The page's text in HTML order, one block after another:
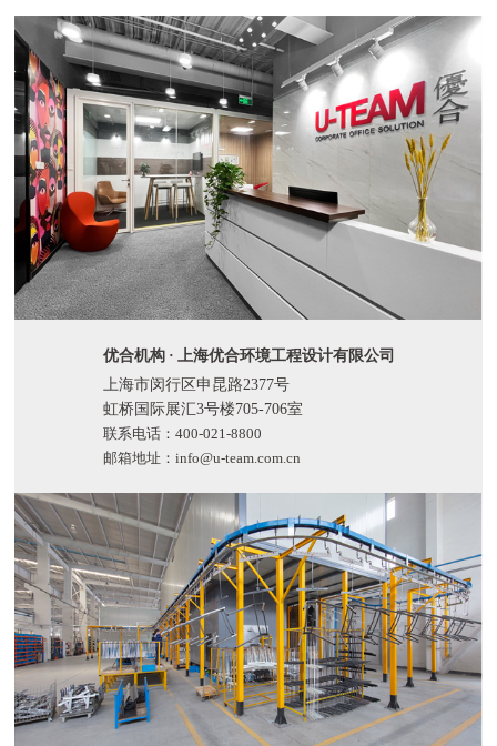
优合机构 ·
上海优合环境工程设计有限公司
上海市闵行区申昆路2377号
虹桥国际展汇3号楼705-706室
联系电话：400-021-8800
邮箱地址：info@u-team.com.cn